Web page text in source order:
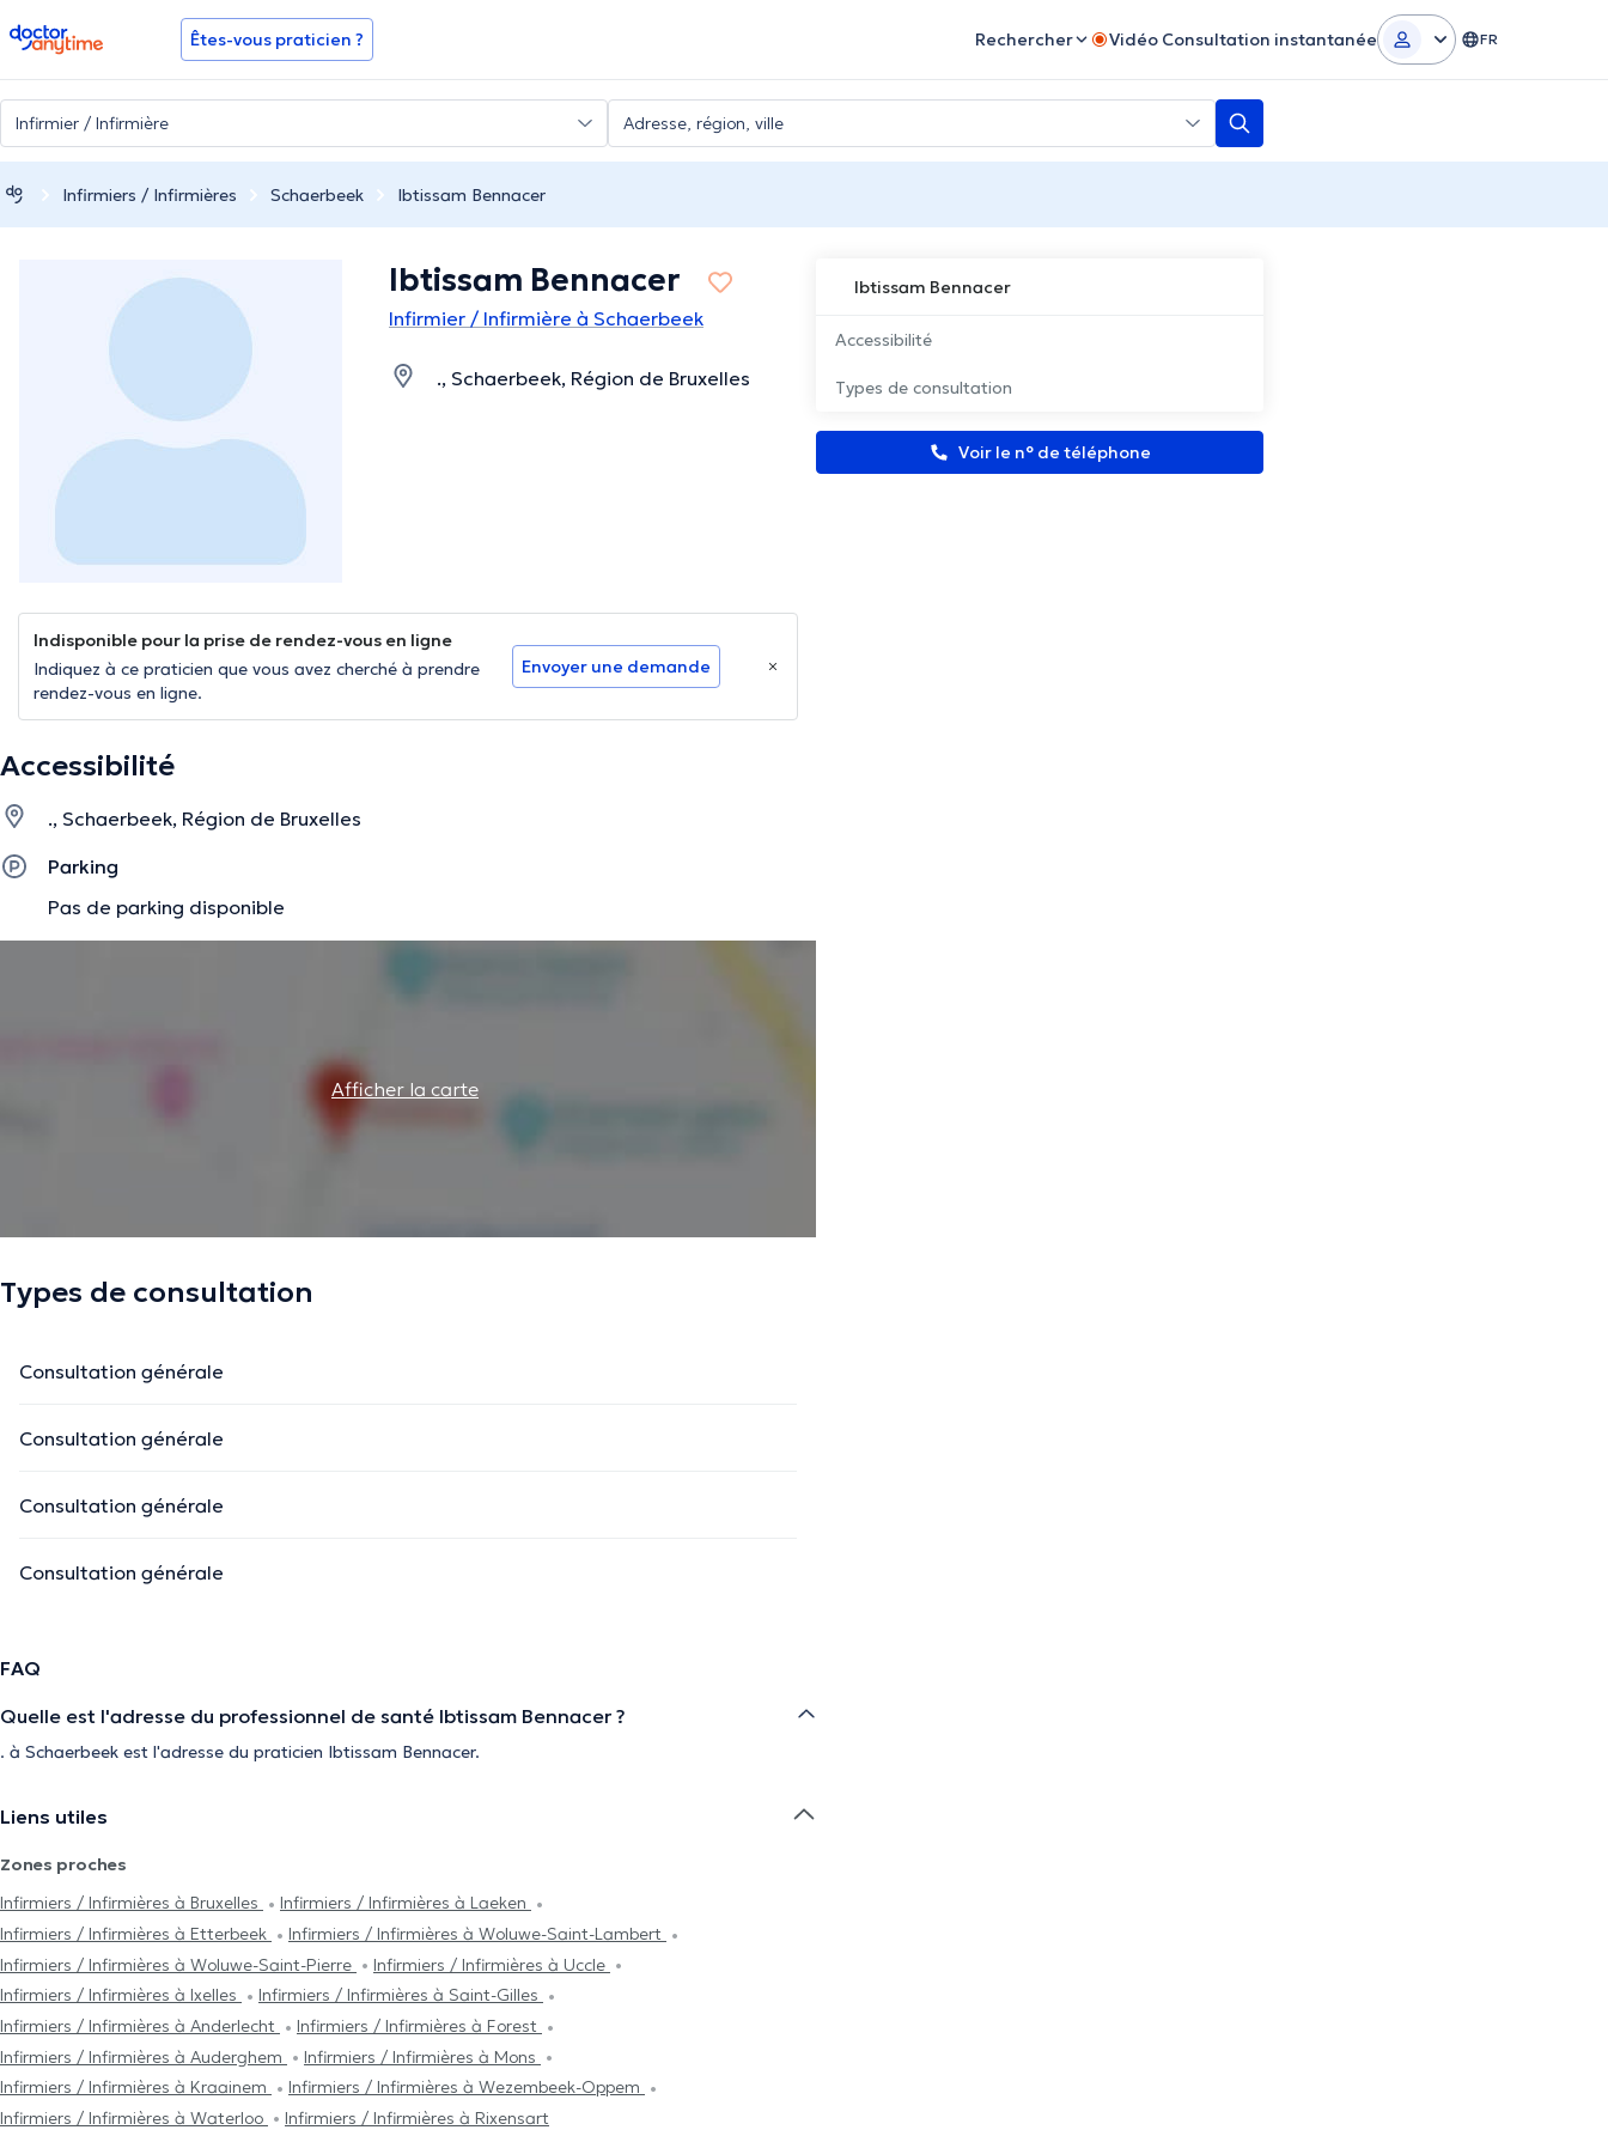
doctoranytime Êtes-vous praticien ? Rechercher Vidéo Consultation instantanée FR
Infirmiers / Infirmières Schaerbeek Ibtissam Bennacer
Ibtissam Bennacer
Accessibilité
Types de consultation
Voir le n° de téléphone
Ibtissam Bennacer
Infirmier / Infirmière à Schaerbeek
., Schaerbeek, Région de Bruxelles
Indisponible pour la prise de rendez-vous en ligne
Indiquez à ce praticien que vous avez cherché à prendre
rendez-vous en ligne.
Envoyer une demande
Accessibilité
., Schaerbeek, Région de Bruxelles
Parking
Pas de parking disponible
Afficher la carte
Types de consultation
Consultation générale
Consultation générale
Consultation générale
Consultation générale
FAQ
Quelle est l'adresse du professionnel de santé Ibtissam Bennacer ?
. à Schaerbeek est l'adresse du praticien Ibtissam Bennacer.
Liens utiles
Zones proches
Infirmiers / Infirmières à Bruxelles
Infirmiers / Infirmières à Laeken
Infirmiers / Infirmières à Etterbeek
Infirmiers / Infirmières à Woluwe-Saint-Lambert
Infirmiers / Infirmières à Woluwe-Saint-Pierre
Infirmiers / Infirmières à Uccle
Infirmiers / Infirmières à Ixelles
Infirmiers / Infirmières à Saint-Gilles
Infirmiers / Infirmières à Anderlecht
Infirmiers / Infirmières à Forest
Infirmiers / Infirmières à Auderghem
Infirmiers / Infirmières à Mons
Infirmiers / Infirmières à Kraainem
Infirmiers / Infirmières à Wezembeek-Oppem
Infirmiers / Infirmières à Waterloo
Infirmiers / Infirmières à Rixensart